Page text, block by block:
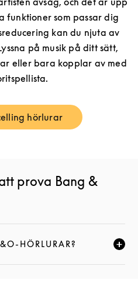
funktioner som passar dig
kan du njuta av
på musik på ditt sätt,
eller bara kopplar av med
hörlurar
Link Opens in New Tab
prova Bang &
HÖRLURAR?
DEN HÄR